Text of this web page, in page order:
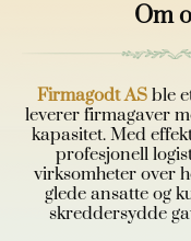
Om
Firmagodt AS ble
leverer firmagaver
kapasitet. Med
profesjonell
virksomheter over
glede ansatte og
skreddersydde